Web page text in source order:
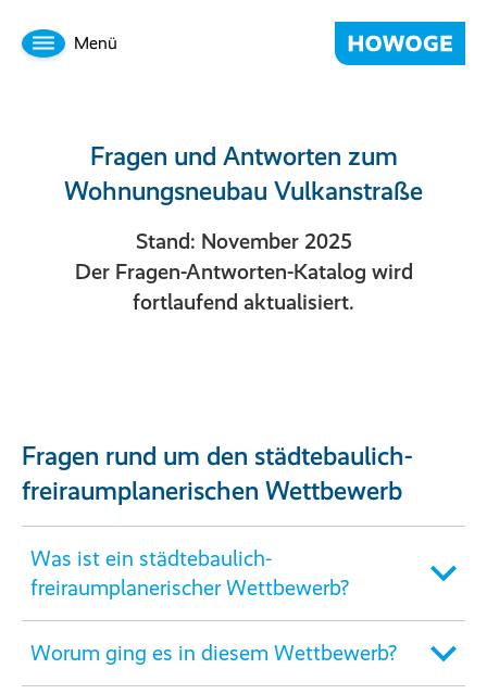
Menü
Fragen und Antworten zum
Wohnungsneubau Vulkanstraße
Stand: November 2025
Der Fragen-Antworten-Katalog wird
fortlaufend aktualisiert.
Fragen rund um den städtebaulich-
freiraumplanerischen Wettbewerb
Was ist ein städtebaulich-
freiraumplanerischer Wettbewerb?
Worum ging es in diesem Wettbewerb?